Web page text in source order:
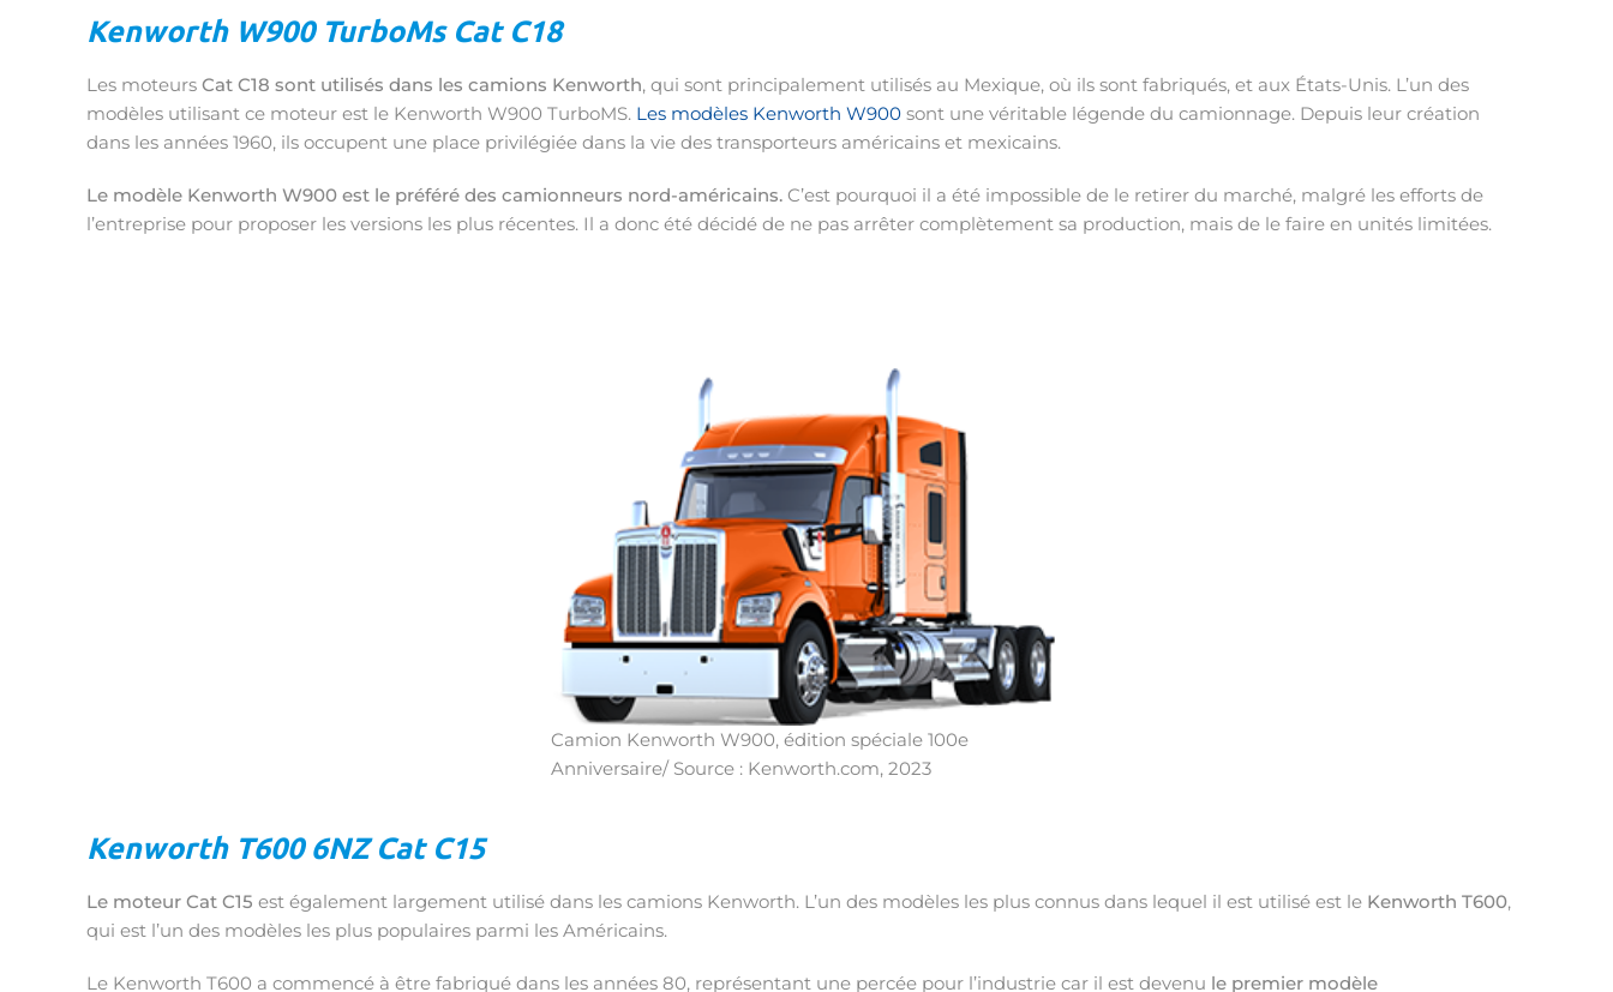
Kenworth W900 TurboMs Cat C18
Les moteurs Cat C18 sont utilisés dans les camions Kenworth, qui sont principalement utilisés au Mexique, où ils sont fabriqués, et aux États-Unis. L’un des
modèles utilisant ce moteur est le Kenworth W900 TurboMS. Les modèles Kenworth W900 sont une véritable légende du camionnage. Depuis leur création
dans les années 1960, ils occupent une place privilégiée dans la vie des transporteurs américains et mexicains.
Le modèle Kenworth W900 est le préféré des camionneurs nord-américains. C’est pourquoi il a été impossible de le retirer du marché, malgré les efforts de
l’entreprise pour proposer les versions les plus récentes. Il a donc été décidé de ne pas arrêter complètement sa production, mais de le faire en unités limitées.
Camion Kenworth W900, édition spéciale 100e
Anniversaire/ Source : Kenworth.com, 2023
Kenworth T600 6NZ Cat C15
Le moteur Cat C15 est également largement utilisé dans les camions Kenworth. L’un des modèles les plus connus dans lequel il est utilisé est le Kenworth T600,
qui est l’un des modèles les plus populaires parmi les Américains.
Le Kenworth T600 a commencé à être fabriqué dans les années 80, représentant une percée pour l’industrie car il est devenu le premier modèle